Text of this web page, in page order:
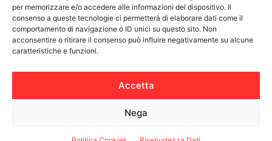
per memorizzare e/o accedere alle informazioni del dispositivo. Il
consenso a queste tecnologie ci permetterà di elaborare dati come il
comportamento di navigazione o ID unici su questo sito. Non
acconsentire o ritirare il consenso può influire negativamente su alcune
caratteristiche e funzioni.
Accetta
Nega
WE CALABRIA
C7 PLAY
MIX ZONE